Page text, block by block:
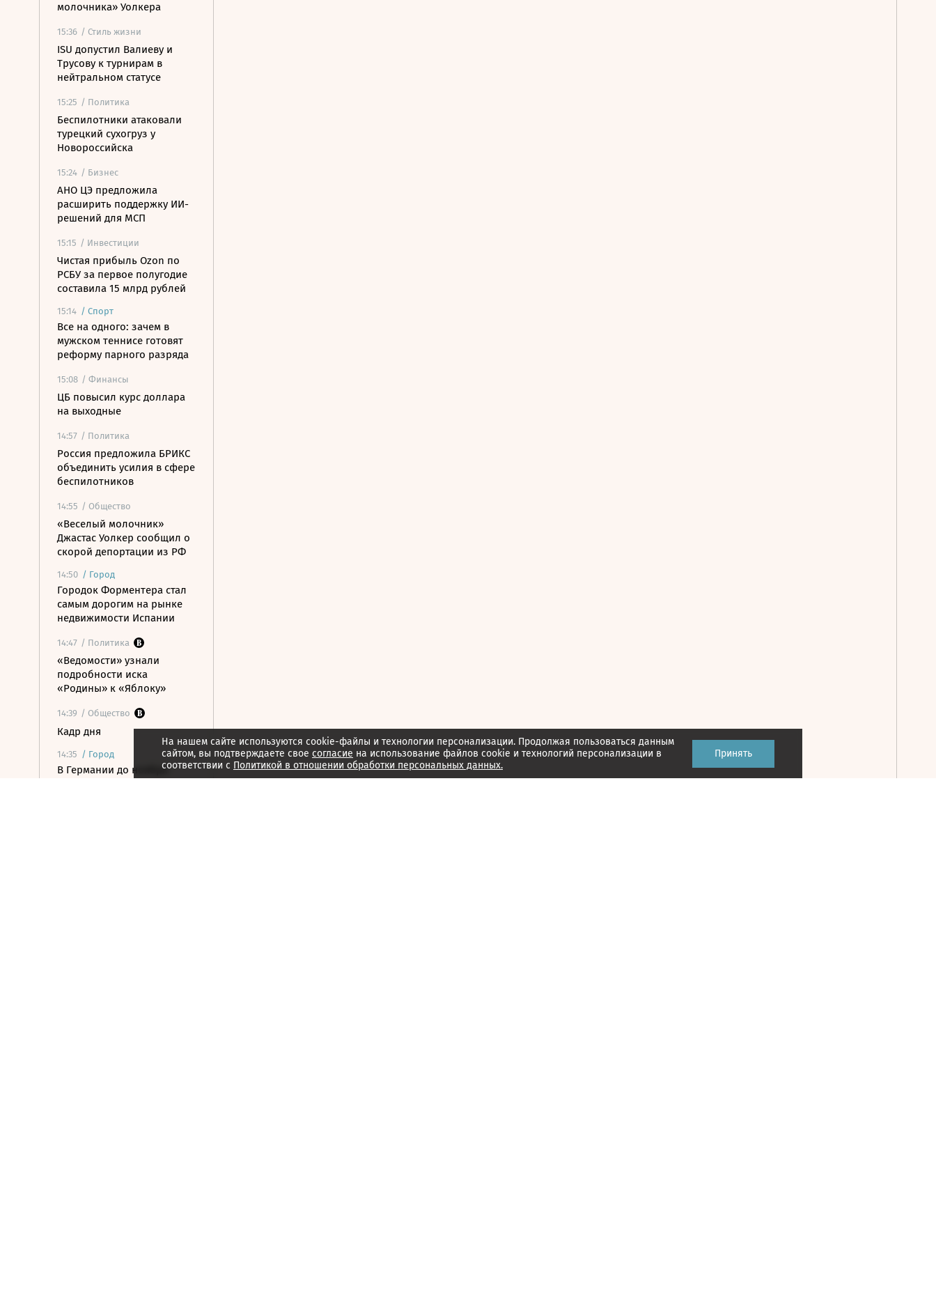
молочника» Уолкера
15:36 / Стиль жизни
ISU допустил Валиеву и
Трусову к турнирам в
нейтральном статусе
15:25 / Политика
Беспилотники атаковали
турецкий сухогруз у
Новороссийска
15:24 / Бизнес
АНО ЦЭ предложила
расширить поддержку ИИ-
решений для МСП
15:15 / Инвестиции
Чистая прибыль Ozon по
РСБУ за первое полугодие
составила 15 млрд рублей
15:14 / Спорт
Все на одного: зачем в
мужском теннисе готовят
реформу парного разряда
15:08 / Финансы
ЦБ повысил курс доллара
на выходные
14:57 / Политика
Россия предложила БРИКС
объединить усилия в сфере
беспилотников
14:55 / Общество
«Веселый молочник»
Джастас Уолкер сообщил о
скорой депортации из РФ
14:50 / Город
Городок Форментера стал
самым дорогим на рынке
недвижимости Испании
14:47 / Политика
«Ведомости» узнали
подробности иска
«Родины» к «Яблоку»
14:39 / Общество
Кадр дня
14:35 / Город
В Германии до ноября
На нашем сайте используются cookie-файлы и технологии персонализации. Продолжая пользоваться данным
сайтом, вы подтверждаете свое согласие на использование файлов cookie и технологий персонализации в
соответствии с Политикой в отношении обработки персональных данных.
Принять